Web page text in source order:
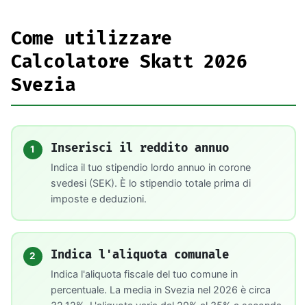
Come utilizzare
Calcolatore Skatt 2026
Svezia
1 Inserisci il reddito annuo
Indica il tuo stipendio lordo annuo in corone
svedesi (SEK). È lo stipendio totale prima di
imposte e deduzioni.
2 Indica l'aliquota comunale
Indica l'aliquota fiscale del tuo comune in
percentuale. La media in Svezia nel 2026 è circa